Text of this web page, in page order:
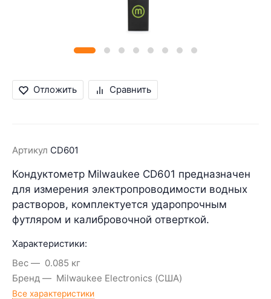
Отложить Сравнить
Артикул СD601
Кондуктометр Milwaukee CD601 предназначен
для измерения электропроводимости водных
растворов, комплектуется ударопрочным
футляром и калибровочной отверткой.
Характеристики:
Вес
0.085 кг
Бренд
Milwaukee Electronics (США)
Все характеристики